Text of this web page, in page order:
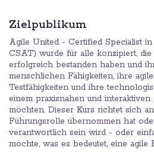
Zielpublikum
Agile United - Certified Specialist
CSAT) wurde für alle konzipiert,
erfolgreich bestanden haben und
menschlichen Fähigkeiten, ihre
Testfähigkeiten und ihre
einem praxisnahen und
möchten. Dieser Kurs richtet sich
Führungsrolle übernommen hat
verantwortlich sein wird - oder
möchte, was es bedeutet, eine agile